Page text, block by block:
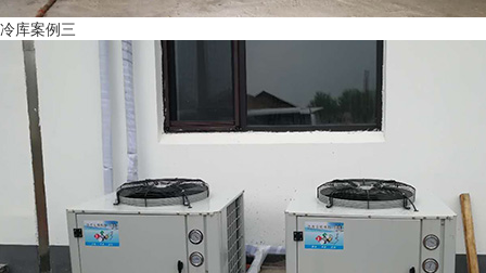
冷库案例三